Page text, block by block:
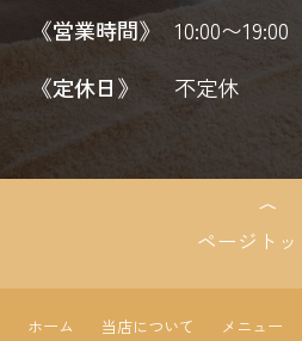
《営業時間》
10:00〜19:00
《定休日》
不定休
ページト
ホーム 当店について メニュー